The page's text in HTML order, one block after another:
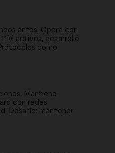
antes. Opera con
activos, desarrolló
como
Mantiene
con redes
Desafío: mantener